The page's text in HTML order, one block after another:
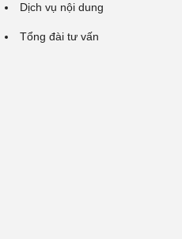
Dịch vụ nội dung
Tổng đài tư vấn